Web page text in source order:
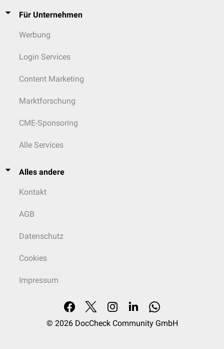
Für Unternehmen
Werbung
Login Services
Content Marketing
Marktforschung
CME-Sponsoring
Alle Services
Alles andere
Kontakt
AGB
Datenschutz
Cookies
Impressum
© 2026 DocCheck Community GmbH